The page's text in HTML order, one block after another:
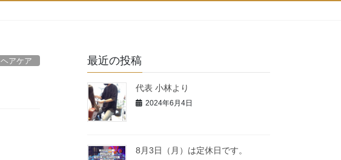
ヘアケア 最近の投稿
代表 小林より
2024年6月4日
8月3日（月）は定休日です。